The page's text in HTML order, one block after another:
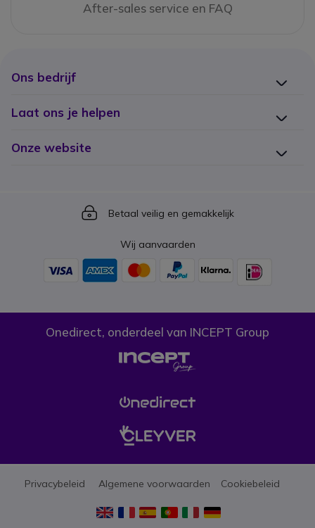
After-sales service en FAQ
Ons bedrijf
Laat ons je helpen
Onze website
Icon
Betaal veilig en gemakkelijk
Wij aanvaarden
Onedirect, onderdeel van INCEPT Group
Privacybeleid Algemene voorwaarden Cookiebeleid